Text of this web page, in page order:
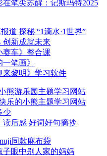
笔尖苏醒：记斯玛特2025
道 探秘 “1滴水·1世界”
创新成就未来
赛车》整合课
笔画》
来黎明》学习软件
熊游乐园主题学习网站
乐的小熊主题学习网站
少
读后感 好词好句摘抄
同款麻布袋
子眼中别人家的妈妈